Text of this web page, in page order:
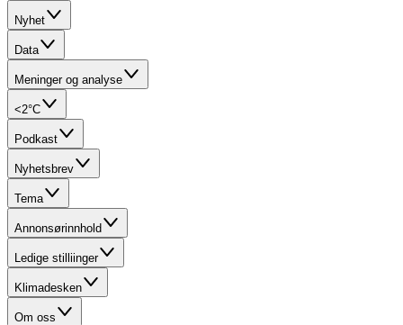
Nyhet
Data
Meninger og analyse
<2°C
Podkast
Nyhetsbrev
Tema
Annonsørinnhold
Ledige stilliinger
Klimadesken
Om oss